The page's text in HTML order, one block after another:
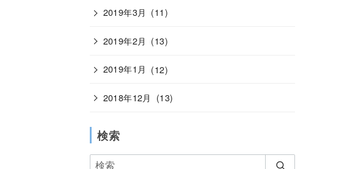
2019年3月 (11)
2019年2月 (13)
2019年1月 (12)
2018年12月 (13)
検索